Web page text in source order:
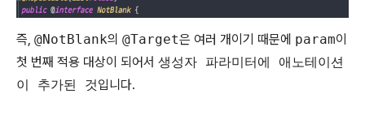
즉, @NotBlank의 @Target은 여러 개이기 때문에 param이
첫 번째 적용 대상이 되어서 생성자 파라미터에 애노테이션
이 추가된 것입니다.